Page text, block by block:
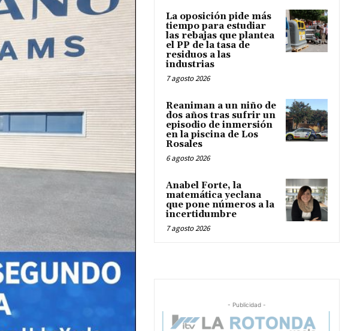
La oposición pide más
tiempo para estudiar
las rebajas que plantea
el PP de la tasa de
residuos a las
industrias
7 agosto 2026
Reaniman a un niño de
dos años tras sufrir un
episodio de inmersión
en la piscina de Los
Rosales
6 agosto 2026
Anabel Forte, la
matemática yeclana
que pone números a la
incertidumbre
7 agosto 2026
- Publicidad -